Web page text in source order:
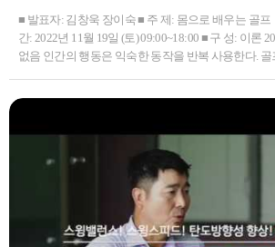
■ 발표자: 김창욱 장이숙 ■ 주 제: 몸으로 배우는 골
간: 2022년 11월 19일 (토) 09:00~18:00 ■ 구 성: 이론
없음 인간의 행동은 익숙한 동작을 반복 사용한다.